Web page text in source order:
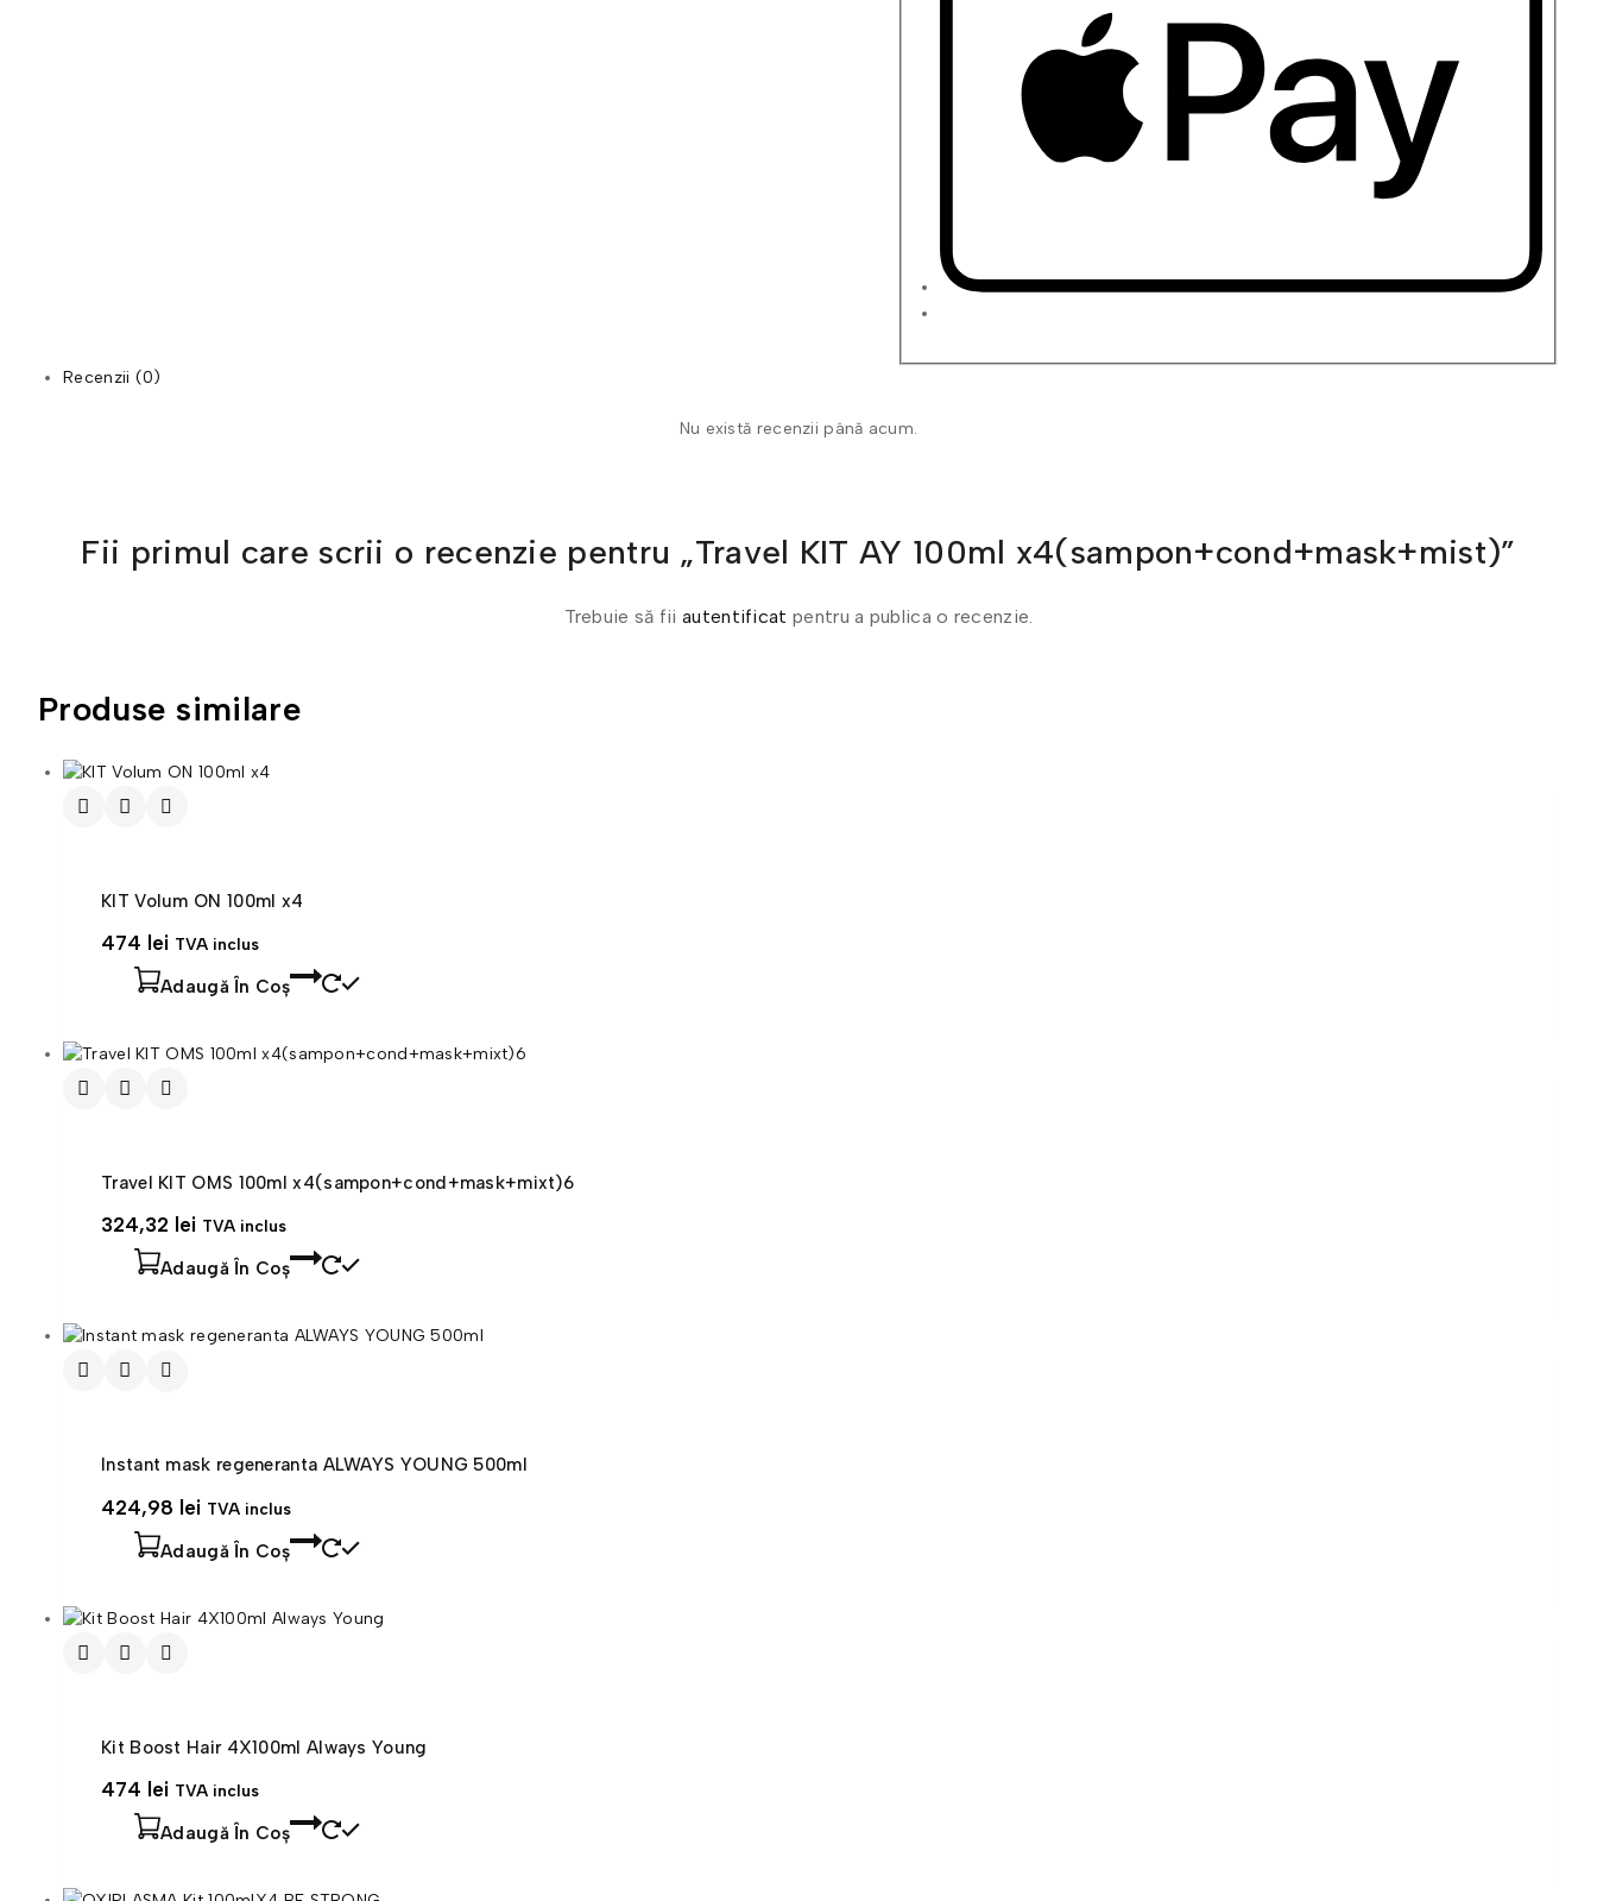
Recenzii (0)
Nu există recenzii până acum.
Fii primul care scrii o recenzie pentru „Travel KIT AY 100ml x4(sampon+cond+mask+mist)”
Trebuie să fiiautentificat pentru a publica o recenzie.
Produse similare
KIT Volum ON 100ml x4
474 lei TVA inclus
Adaugă În Coș
Travel KIT OMS 100ml x4(sampon+cond+mask+mixt)6
324,32 lei TVA inclus
Adaugă În Coș
Instant mask regeneranta ALWAYS YOUNG 500ml
424,98 lei TVA inclus
Adaugă În Coș
Kit Boost Hair 4X100ml Always Young
474 lei TVA inclus
Adaugă În Coș